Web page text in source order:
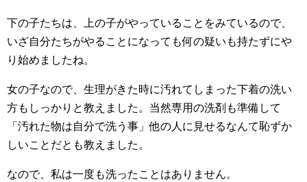
下の子たちは、上の子がやっていることをみているので、
いざ自分たちがやることになっても何の疑いも持たずにや
り始めましたね。
女の子なので、生理がきた時に汚れてしまった下着の洗い
方もしっかりと教えました。当然専用の洗剤も準備して
「汚れた物は自分で洗う事」他の人に見せるなんて恥ずか
しいことだとも教えました。
なので、私は一度も洗ったことはありません。